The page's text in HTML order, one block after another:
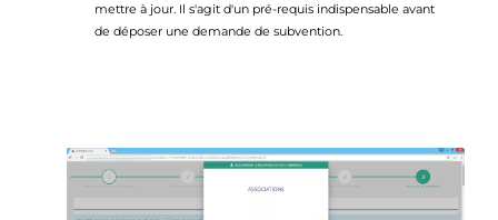
mettre à jour. Il s'agit d'un pré-requis indispensable avant
de déposer une demande de subvention.